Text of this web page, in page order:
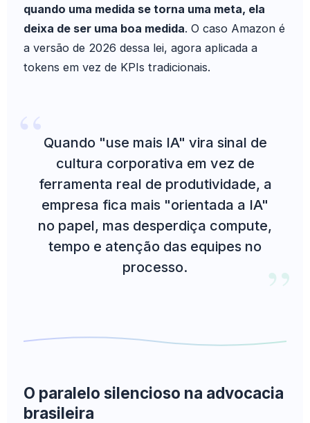
quando uma medida se torna uma meta, ela
deixa de ser uma boa medida. O caso Amazon é
a versão de 2026 dessa lei, agora aplicada a
tokens em vez de KPIs tradicionais.
Quando "use mais IA" vira sinal de
cultura corporativa em vez de
ferramenta real de produtividade, a
empresa fica mais "orientada a IA"
no papel, mas desperdiça compute,
tempo e atenção das equipes no
processo.
O paralelo silencioso na advocacia
brasileira